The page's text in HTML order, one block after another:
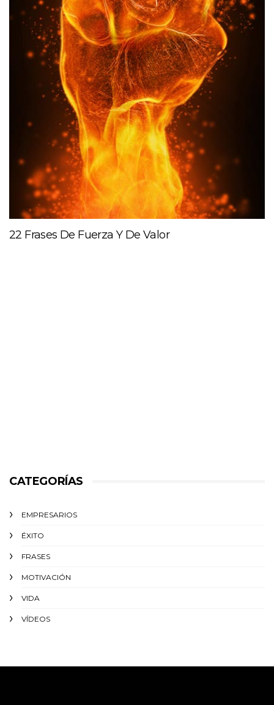
22 Frases De Fuerza Y De Valor
CATEGORÍAS
EMPRESARIOS
ÉXITO‬
FRASES
MOTIVACIÓN
VIDA
VÍDEOS